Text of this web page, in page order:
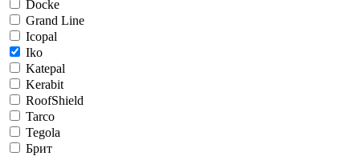
Docke
Grand Line
Icopal
Iko
Katepal
Kerabit
RoofShield
Tarco
Tegola
Брит